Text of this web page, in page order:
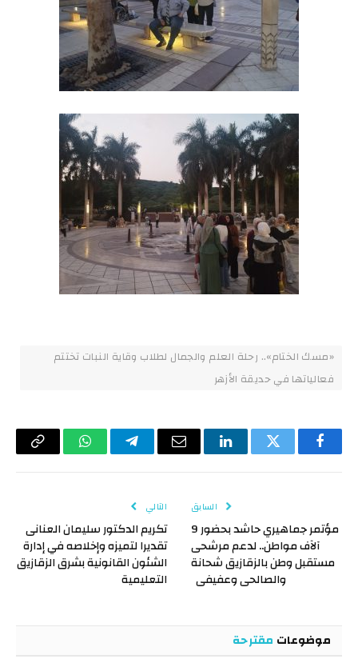
«مسك الختام».. رحلة العلم والجمال لطلاب وقاية النبات تختتم
فعالياتها في حديقة الأزهر
فيسبوكتويتر لينكدإن البريد
تيلقرام واتسابCopy
السابق
مؤتمر جماهيري حاشد بحضور 9
آلآف مواطن.. لدعم مرشحى
مستقبل وطن بالزقازيق شحانة
والصالحى وعفيفى
التالي
تكريم الدكتور سليمان العنانى
تقديرا لتميزه وإخلاصه في إدارة
الشئون القانونية بشرق الزقازيق
التعليمية
موضوعات مقترحة